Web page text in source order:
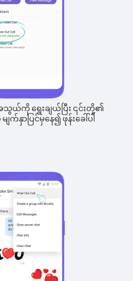
ယ်ကို ရွေးချယ်ပြီး ၎င်းတို့၏
နှာပြင်မှနေ၍ ဖုန်းခေါ်ပါ